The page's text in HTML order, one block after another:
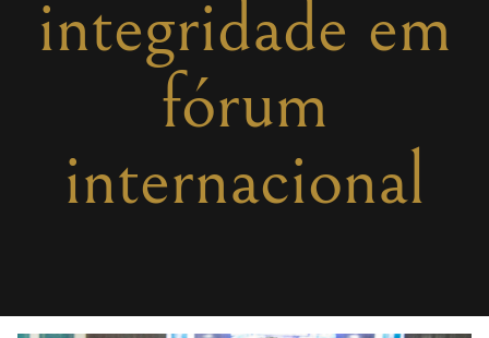
integridade em
fórum
internacional